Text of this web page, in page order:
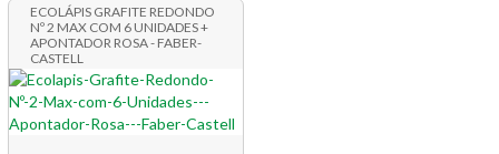
ECOLÁPIS GRAFITE REDONDO
Nº 2 MAX COM 6 UNIDADES +
APONTADOR ROSA - FABER-
CASTELL